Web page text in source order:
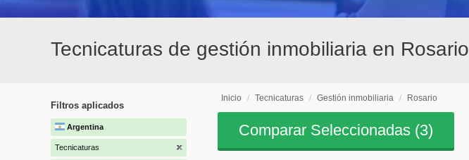
Tecnicaturas de gestión inmobiliaria en Rosario
Filtros aplicados
Argentina
Tecnicaturas
Inicio / Tecnicaturas / Gestión inmobiliaria / Rosario
Comparar Seleccionadas (3)